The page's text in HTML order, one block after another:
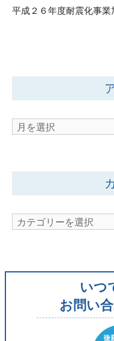
平成２６年度耐震化事
ア
イ
カ
リ
いつ
お問い